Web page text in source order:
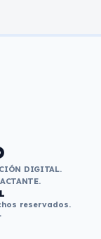
DIGITAL.
reservados.